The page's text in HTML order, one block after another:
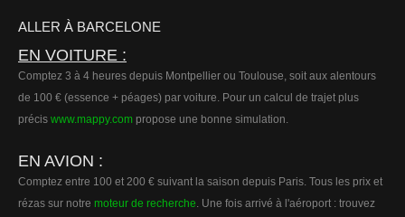
ALLER À BARCELONE
EN VOITURE :
Comptez 3 à 4 heures depuis Montpellier ou Toulouse, soit aux alentours
de 100 € (essence + péages) par voiture. Pour un calcul de trajet plus
précis www.mappy.com propose une bonne simulation.
EN AVION :
Comptez entre 100 et 200 € suivant la saison depuis Paris. Tous les prix et
rézas sur notre moteur de recherche . Une fois arrivé à l'aéroport : trouvez